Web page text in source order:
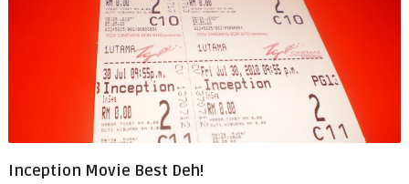
Inception Movie Best Deh!